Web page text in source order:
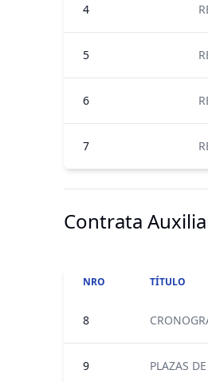
4
5
6
7
Contrata
NRO TÍTULO
8
9 PLAZAS